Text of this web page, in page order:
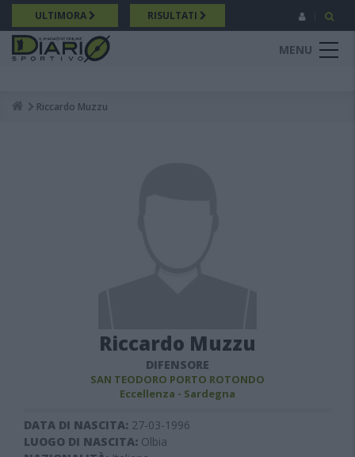
Salta
al
contenuto
principale
ULTIMORA RISULTATI
MENU
Breadcrumb
Riccardo Muzzu
Riccardo Muzzu
DIFENSORE
SAN TEODORO PORTO ROTONDO
Eccellenza - Sardegna
DATA DI NASCITA: 27-03-1996
LUOGO DI NASCITA: Olbia